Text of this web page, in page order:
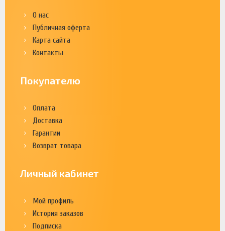
О нас
Публичная оферта
Карта сайта
Контакты
Покупателю
Оплата
Доставка
Гарантии
Возврат товара
Личный кабинет
Мой профиль
История заказов
Подписка